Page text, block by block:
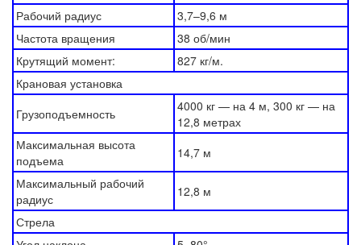
Рабочий радиус
3,7–9,6 м
Частота вращения
38 об/мин
Крутящий момент:
827 кг/м.
Крановая установка
Грузоподъемность
4000 кг — на 4 м, 300 кг — на
12,8 метрах
Максимальная высота
подъема
14,7 м
Максимальный рабочий
радиус
12,8 м
Стрела